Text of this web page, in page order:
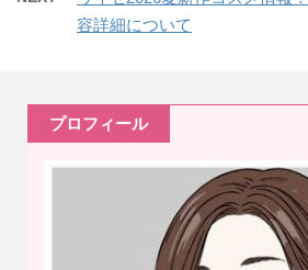
容詳細について
プロフィール